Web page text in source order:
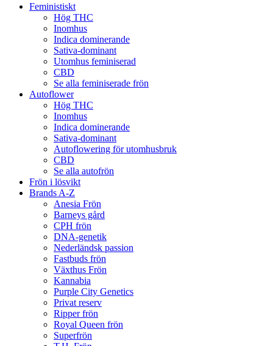
Feministiskt
Hög THC
Inomhus
Indica dominerande
Sativa-dominant
Utomhus feminiserad
CBD
Se alla feminiserade frön
Autoflower
Hög THC
Inomhus
Indica dominerande
Sativa-dominant
Autoflowering för utomhusbruk
CBD
Se alla autofrön
Frön i lösvikt
Brands A-Z
Anesia Frön
Barneys gård
CPH frön
DNA-genetik
Nederländsk passion
Fastbuds frön
Växthus Frön
Kannabia
Purple City Genetics
Privat reserv
Ripper frön
Royal Queen frön
Superfrön